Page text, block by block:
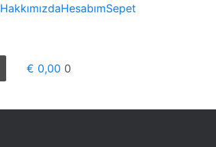
HakkımızdaHesabımSepet
€ 0,00 0